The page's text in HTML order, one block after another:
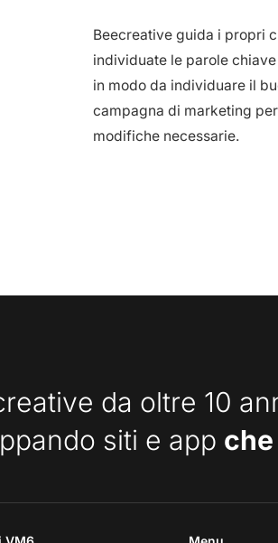
Beecreative guida i propri
individuate le parole
in modo da individuare il
campagna di marketing
modifiche necessarie.
da oltre 10
siti e app